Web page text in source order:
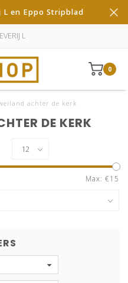
en Eppo Stripblad
L
0
achter de kerk
DE KERK
Max: €15